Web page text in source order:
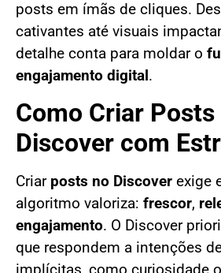
posts em ímãs de cliques.
cativantes até visuais
detalhe conta para moldar o
engajamento digital .
Como Criar Posts
Discover com
Criar posts no Discover exige
algoritmo valoriza: frescor,
engajamento. O Discover
que respondem a intenções